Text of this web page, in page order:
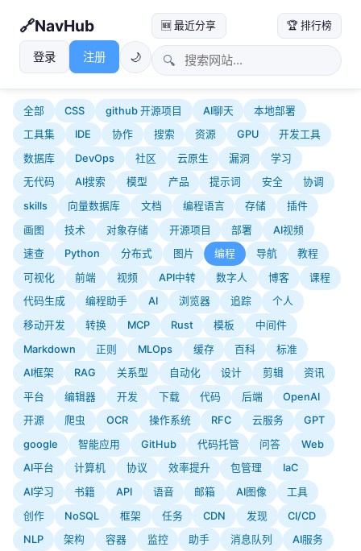
NavHub 🆕 最近分享 🏆 排行榜
🔍
登录 注册 🌙
全部 CSS github 开源项目 AI聊天
本地部署
工具集
IDE 协作 搜索 资源 GPU
开发工具
数据库
DevOps 社区 云原生 漏洞
学习
无代码
AI搜索 模型 产品 提示词 安全
协调
skills
向量数据库 文档 编程语言 存储
插件
画图
技术 对象存储 开源项目 部署
AI视频
速查
Python 分布式 图片 编程 导航
教程
可视化
前端 视频 API中转 数字人 博客
课程
代码生成
编程助手 AI 浏览器 追踪
个人
移动开发
转换 MCP Rust 模板
中间件
Markdown
正则 MLOps 缓存 百科
标准
AI框架
RAG 关系型 自动化 设计 剪辑
资讯
平台
编辑器 开发 下载 代码 后端
OpenAI
开源
爬虫 OCR 操作系统 RFC 云服务
GPT
google
智能应用 GitHub 代码托管 问答
Web
AI平台
计算机 协议 效率提升 包管理
IaC
AI学习
书籍 API 语音 邮箱 AI图像
工具
创作
NoSQL 框架 任务 CDN 发现
CI/CD
NLP
架构 容器 监控 助手 消息队列
AI服务